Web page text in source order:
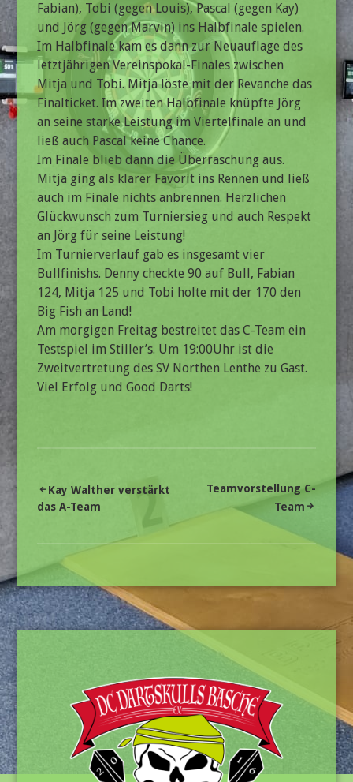
Fabian), Tobi (gegen Louis), Pascal (gegen Kay)
und Jörg (gegen Marvin) ins Halbfinale spielen.
Im Halbfinale kam es dann zur Neuauflage des
letztjährigen Vereinspokal-Finales zwischen
Mitja und Tobi. Mitja löste mit der Revanche das
Finalticket. Im zweiten Halbfinale knüpfte Jörg
an seine starke Leistung im Viertelfinale an und
ließ auch Pascal keine Chance.
Im Finale blieb dann die Überraschung aus.
Mitja ging als klarer Favorit ins Rennen und ließ
auch im Finale nichts anbrennen. Herzlichen
Glückwunsch zum Turniersieg und auch Respekt
an Jörg für seine Leistung!
Im Turnierverlauf gab es insgesamt vier
Bullfinishs. Denny checkte 90 auf Bull, Fabian
124, Mitja 125 und Tobi holte mit der 170 den
Big Fish an Land!
Am morgigen Freitag bestreitet das C-Team ein
Testspiel im Stiller’s. Um 19:00Uhr ist die
Zweitvertretung des SV Northen Lenthe zu Gast.
Viel Erfolg und Good Darts!
Beitragsnavigation
Kay Walther verstärkt
das A-Team
Teamvorstellung C-
Team